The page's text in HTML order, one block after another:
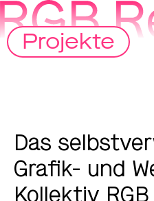
Das
Grafik- und
Kollektiv
Projekte